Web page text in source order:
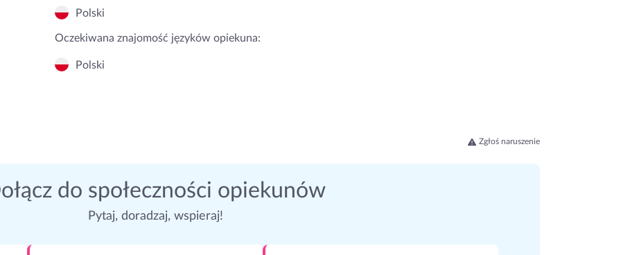
Polski
Oczekiwana znajomość języków opiekuna:
Polski
Zgłoś naruszenie
do społeczności opiekunów
Pytaj, doradzaj, wspieraj!